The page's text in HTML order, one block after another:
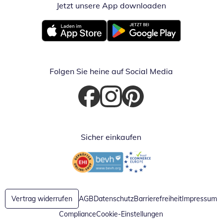
Jetzt unsere App downloadenÖffnet in
Öffnet in neuem FensterÖffnet in neuem Fenster
Folgen Sie heine auf Social Media
Öffnet in neuem Fenster
Öffnet in neuem Fenster
Öffnet in neuem Fenster
Sicher einkaufen
Öffnet in neuem FensterÖffnet in neuem Fenster
Vertrag widerrufen AGBDatenschutzBarrierefreiheitImpressum
ComplianceCookie-Einstellungen